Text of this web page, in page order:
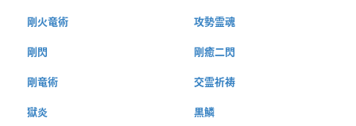
剛火竜術 攻勢霊魂
剛閃 剛癒二閃
剛竜術 交霊祈祷
獄炎 黒鱗